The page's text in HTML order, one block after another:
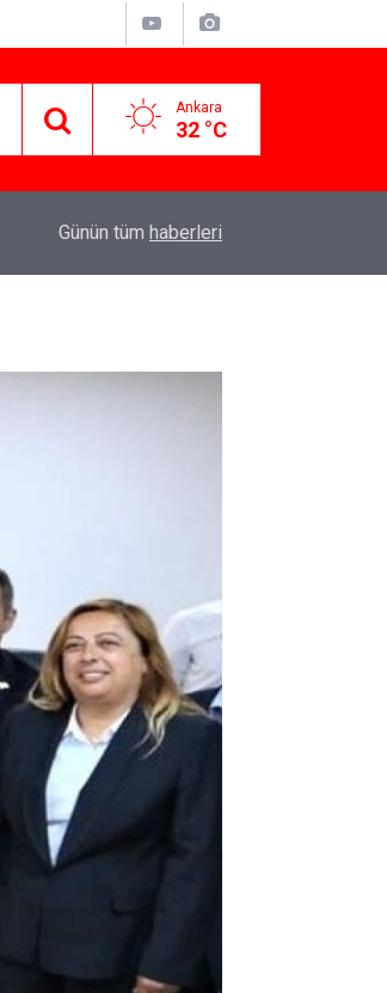
Ankara
32 °C
Lüks yok, şatafat yok: YENİ Parti kapılarını açtı
Günün tüm haberleri